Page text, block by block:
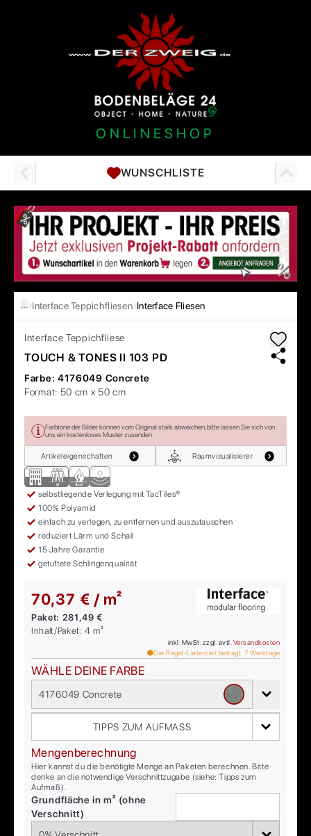
ONLINESHOP
WUNSCHLISTE
… Interface Teppichfliesen Interface Fliesen
Interface Teppichfliese
TOUCH & TONES II 103 PD
Farbe: 4176049 Concrete
Format: 50 cm x 50 cm
Farbtöne der Bilder können vom Original stark abweichen, bitte lassen Sie sich von
uns ein kostenloses Muster zusenden.
Artikeleigenschaften Raumvisualisierer
selbstliegende Verlegung mit TacTiles®
100% Polyamid
einfach zu verlegen, zu entfernen und auszutauschen
reduziert Lärm und Schall
15 Jahre Garantie
getuftete Schlingenqualität
70,37 € / m²
Paket: 281,49 €
Inhalt/Paket:4 m²
inkl. MwSt. zzgl. evtl. Versandkosten
Die Regel-Lieferzeit beträgt: 7 Werktage
WÄHLE DEINE FARBE
4176049 Concrete
TIPPS ZUM AUFMASS
Mengenberechnung
Hier kannst du die benötigte Menge an Paketen berechnen. Bitte
denke an die notwendige Verschnittzugabe (siehe: Tipps zum
Aufmaß).
Grundfläche in m² (ohne
Verschnitt)